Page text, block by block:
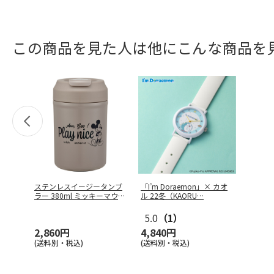
この商品を見た人は他にこんな商品を
ステンレスイージータンブ
ラー 380ml ミッキーマウス
2,860円
(送料別・税込)
「I’m Doraemon」× カオ
ル 22冬（KAORU…
5.0 （1）
4,840円
(送料別・税込)